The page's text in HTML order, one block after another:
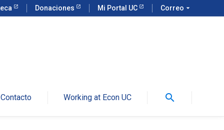
Donaciones Mi Portal UC Correo arrow_drop_down
Contacto Working at Econ UC search